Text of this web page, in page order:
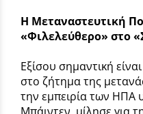
Η Μεταναστευτική
«Φιλελεύθερο» στο
Εξίσου σημαντική
στο ζήτημα της
την εμπειρία των ΗΠΑ